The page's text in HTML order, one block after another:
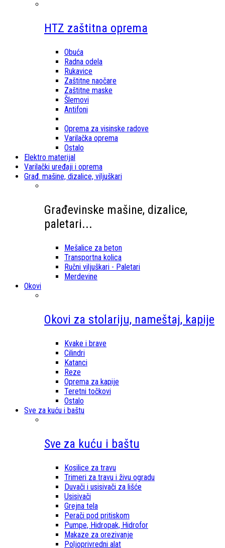
HTZ zaštitna oprema
Obuća
Radna odela
Rukavice
Zaštitne naočare
Zaštitne maske
Šlemovi
Antifoni
Oprema za visinske radove
Varilačka oprema
Ostalo
Elektro materijal
Varilački uređaji i oprema
Građ. mašine, dizalice, viljuškari
Građevinske mašine, dizalice,
paletari...
Mešalice za beton
Transportna kolica
Ručni viljuškari - Paletari
Merdevine
Okovi
Okovi za stolariju, nameštaj, kapije
Kvake i brave
Cilindri
Katanci
Reze
Oprema za kapije
Teretni točkovi
Ostalo
Sve za kuću i baštu
Sve za kuću i baštu
Kosilice za travu
Trimeri za travu i živu ogradu
Duvači i usisivači za lišće
Usisivači
Grejna tela
Perači pod pritiskom
Pumpe, Hidropak, Hidrofor
Makaze za orezivanje
Poljoprivredni alat